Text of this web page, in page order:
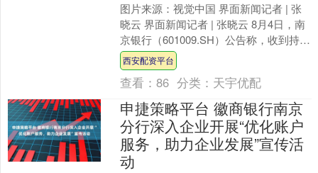
图片来源：视觉中国 界面新闻记者 | 张
晓云 界面新闻记者 | 张晓云 8月4日，南
京银行（601009.SH）公告称，收到持股
5%以上股东南京高科（60006....
西安配资平台
查看：86 分类： 天宇优配
申捷策略平台 徽商银行南京
分行深入企业开展“优化账户
服务，助力企业发展”宣传活
动